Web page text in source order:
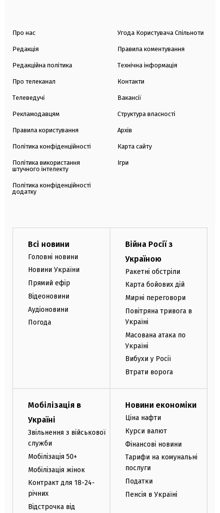
Про нас
Редакція
Редакційна політика
Про телеканал
Телеведучі
Рекламодавцям
Правила користування
Політика конфіденційності
Політика використання
штучного інтелекту
Політика конфіденційності
додатку
Угода Користувача Спільноти
Правила коментування
Технічна інформація
Контакти
Вакансії
Структура власності
Архів
Карта сайту
Ігри
Всі новини
Головні новини
Новини України
Прямий ефір
Відеоновини
Аудіоновини
Погода
Війна Росії з
Україною
Ракетні обстріли
Карта бойових дій
Мирні переговори
Повітряна тривога в
Україні
Масована атака по
Україні
Вибухи у Росії
Втрати ворога
Мобілізація в
Україні
Звільнення з військової
служби
Мобілізація 50+
Мобілізація жінок
Контракт для 18-24-
річних
Відстрочка від
Новини економіки
Ціна нафти
Курси валют
Фінансові новини
Тарифи на комунальні
послуги
Податки
Пенсія в Україні